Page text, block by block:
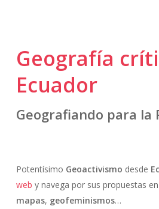
Geografía
Ecuador
Geografiando para la
Potentísimo Geoactivismo desde
web y navega por sus propuestas
mapas, geofeminismos…